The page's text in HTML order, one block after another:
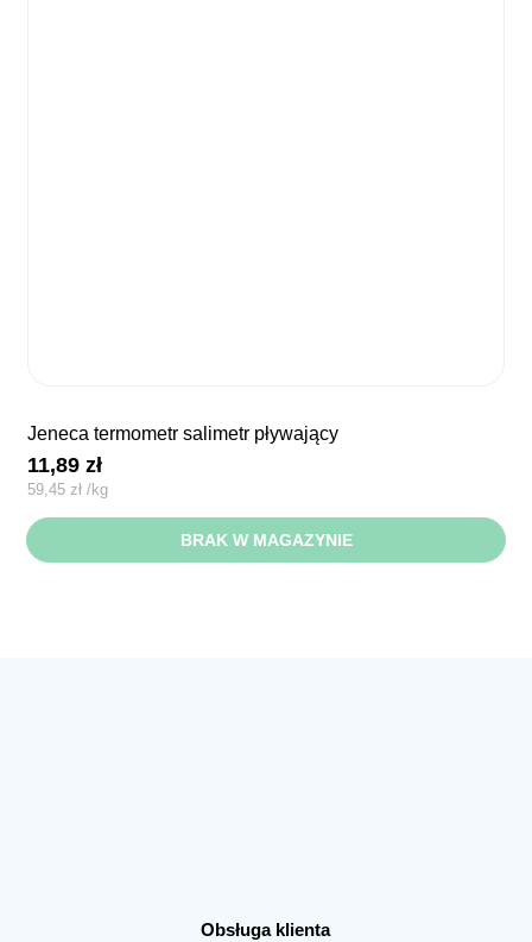
jeneca termometr salimetr pływający
11,89zł
59,45zł /kg
BRAK W MAGAZYNIE
Obsługa klienta